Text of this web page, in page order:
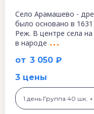
от 3 050 ₽
Село Арамашево -
было основано в
Реж. В центре села
в народе
3 цены
1 день Группа 40 шк.